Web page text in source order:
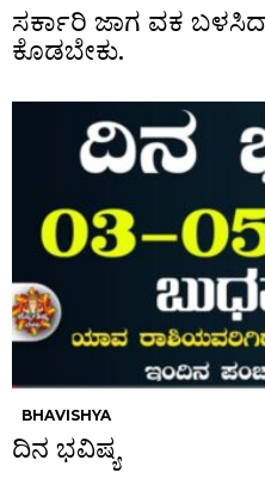
ಸರ್ಕಾರಿ ಜಾಗ ವಕ
ಕೊಡಬೇಕು.
BHAVISHYA
ದಿನ ಭವಿಷ್ಯ